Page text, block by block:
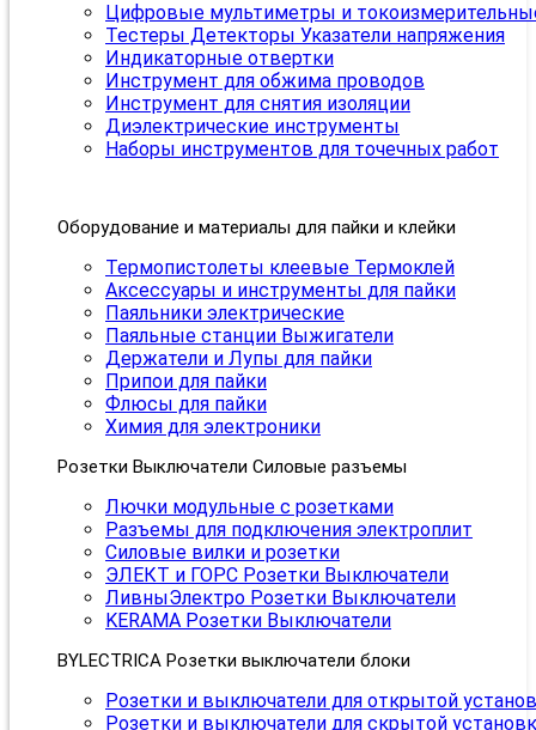
Цифровые мультиметры и
Тестеры Детекторы Указатели напряжения
Индикаторные отвертки
Инструмент для обжима проводов
Инструмент для снятия изоляции
Диэлектрические инструменты
Наборы инструментов для точечных работ
Оборудование и материалы для пайки и клейки
Термопистолеты клеевые Термоклей
Аксессуары и инструменты для пайки
Паяльники электрические
Паяльные станции Выжигатели
Держатели и Лупы для пайки
Припои для пайки
Флюсы для пайки
Химия для электроники
Розетки Выключатели Силовые разъемы
Лючки модульные с розетками
Разъемы для подключения электроплит
Силовые вилки и розетки
ЭЛЕКТ и ГОРС Розетки Выключатели
ЛивныЭлектро Розетки Выключатели
KERAMA Розетки Выключатели
BYLECTRICA Розетки выключатели блоки
Розетки и выключатели для открытой
Розетки и выключатели для скрытой